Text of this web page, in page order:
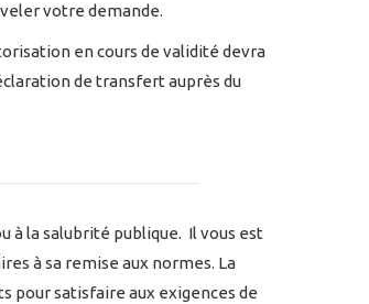
votre demande.
en cours de validité devra
de transfert auprès du
à la salubrité publique. Il vous est
à sa remise aux normes. La
pour satisfaire aux exigences de